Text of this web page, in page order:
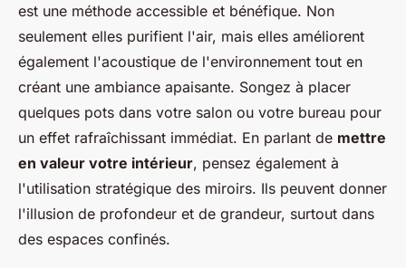
est une méthode accessible et bénéfique. Non
seulement elles purifient l'air, mais elles améliorent
également l'acoustique de l'environnement tout en
créant une ambiance apaisante. Songez à placer
quelques pots dans votre salon ou votre bureau pour
un effet rafraîchissant immédiat. En parlant de mettre
en valeur votre intérieur, pensez également à
l'utilisation stratégique des miroirs. Ils peuvent donner
l'illusion de profondeur et de grandeur, surtout dans
des espaces confinés.